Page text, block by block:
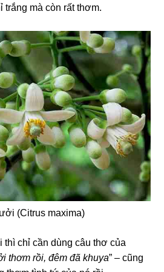
mà còn rất thơm.
(Citrus maxima)
chỉ cần dùng câu thơ của
thơm rồi, đêm đã khuya” – cũng